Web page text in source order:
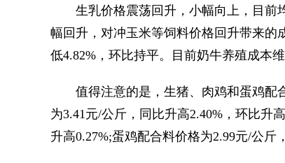
生乳价格震荡回升，小幅向上，目前均
幅回升，对冲玉米等饲料价格回升带来的
低4.82%，环比持平。目前奶牛养殖成本
值得注意的是，生猪、肉鸡和蛋鸡配
为3.41元/公斤，同比升高2.40%，环比升
升高0.27%;蛋鸡配合料价格为2.99元/公斤